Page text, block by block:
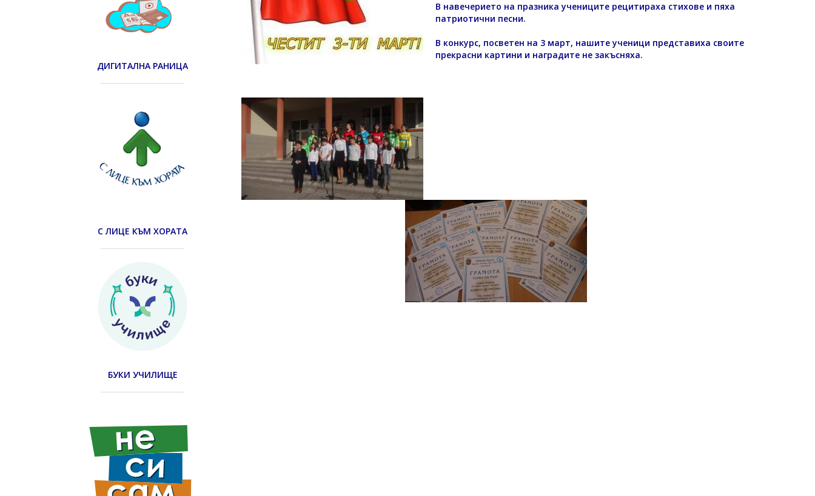
В навечерието на празника учениците рецитираха стихове и пяха
патриотични песни.
В конкурс, посветен на 3 март, нашите ученици представиха своите
прекрасни картини и наградите не закъсняха.
ДИГИТАЛНА РАНИЦА
С ЛИЦЕ КЪМ ХОРАТА
БУКИ УЧИЛИЩЕ